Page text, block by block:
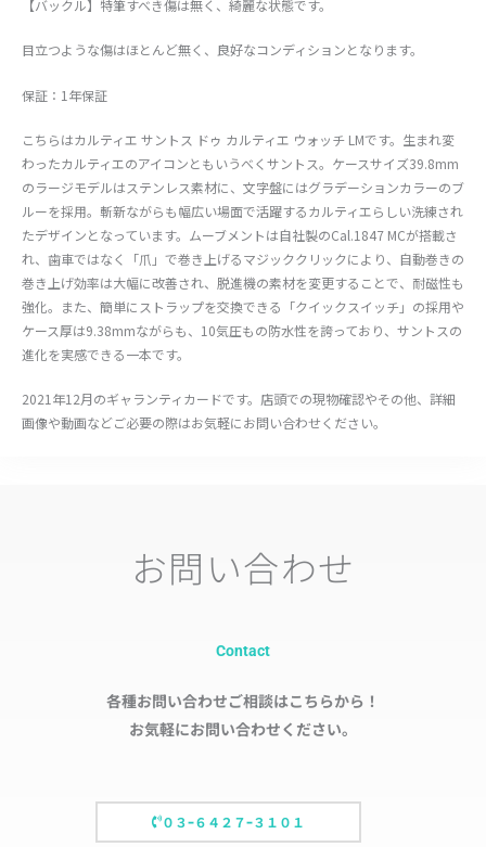
【バックル】特筆すべき傷は無く、綺麗な状態です。
目立つような傷はほとんど無く、良好なコンディションとなります。
保証：1年保証
こちらはカルティエ サントス ドゥ カルティエ ウォッチ LMです。生まれ変
わったカルティエのアイコンともいうべくサントス。ケースサイズ39.8mm
のラージモデルはステンレス素材に、文字盤にはグラデーションカラーのブ
ルーを採用。斬新ながらも幅広い場面で活躍するカルティエらしい洗練され
たデザインとなっています。ムーブメントは自社製のCal.1847 MCが搭載さ
れ、歯車ではなく「爪」で巻き上げるマジッククリックにより、自動巻きの
巻き上げ効率は大幅に改善され、脱進機の素材を変更することで、耐磁性も
強化。また、簡単にストラップを交換できる「クイックスイッチ」の採用や
ケース厚は9.38mmながらも、10気圧もの防水性を誇っており、サントスの
進化を実感できる一本です。
2021年12月のギャランティカードです。店頭での現物確認やその他、詳細
画像や動画などご必要の際はお気軽にお問い合わせください。
お問い合わせ
Contact
各種お問い合わせご相談はこちらから！
お気軽にお問い合わせください。
０３ｰ６４２７ｰ３１０１